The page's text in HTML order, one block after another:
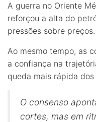
A guerra no Oriente
reforçou a alta do
pressões sobre preços.
Ao mesmo tempo, as
a confiança na
queda mais rápida dos
O consenso
cortes, mas em